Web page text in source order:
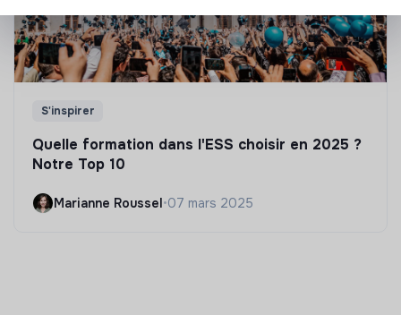
S'inspirer
Quelle formation dans l'ESS choisir en 2025 ?
Notre Top 10
Marianne Roussel•07 mars 2025